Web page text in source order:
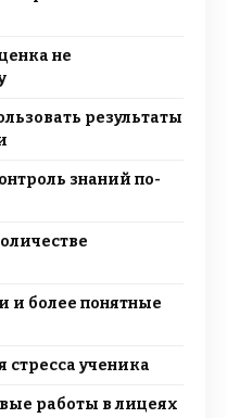
не
результаты
знаний по-
и более понятные
стресса ученика
работы в лицеях